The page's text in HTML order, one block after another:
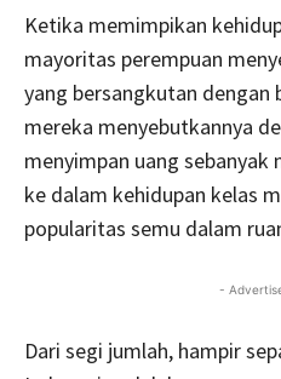
Ketika memimpikan
mayoritas perempuan
yang bersangkutan dengan
mereka menyebutkannya
menyimpan uang
ke dalam kehidupan kelas
popularitas semu dalam
-
Dari segi jumlah, hampir